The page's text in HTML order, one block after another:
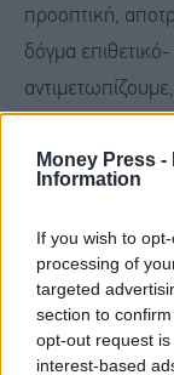
Money Press -
Information
If you wish to
processing of
targeted
section to
opt-out request
interest-based
προοπτική,
δόγμα
κανείς να
που μας δίνει
κοινωνικό
χώρας. Και
πειθαρχίας και